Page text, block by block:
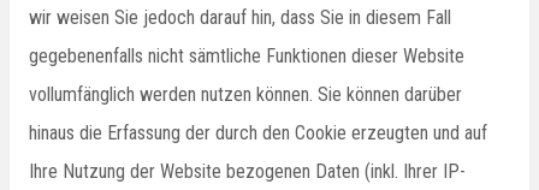
wir weisen Sie jedoch darauf hin, dass Sie in diesem Fall
gegebenenfalls nicht sämtliche Funktionen dieser Website
vollumfänglich werden nutzen können. Sie können darüber
hinaus die Erfassung der durch den Cookie erzeugten und auf
Ihre Nutzung der Website bezogenen Daten (inkl. Ihrer IP-